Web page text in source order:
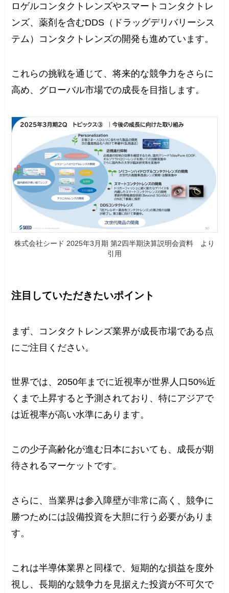
ロゲルコンタクトレンズやスマートコンタクトレ
ンズ、薬剤を含むDDS（ドラッグデリバリーシス
テム）コンタクトレンズの開発も進めています。
これらの挑戦を通じて、将来的な競争力をさらに
高め、グローバル市場での成長を目指します。
株式会社シード 2025年3月期 第2四半期決算説明会資料 より
引用
注目していただきたいポイント
まず、コンタクトレンズ業界が成長市場である点
にご注目ください。
世界では、2050年までに近視率が世界人口50%近
くまで上昇すると予測されており、特にアジアで
は近視率が高い水準にあります。
この少子高齢化が進む日本においても、成長が期
待されるマーケットです。
さらに、当業界は参入障壁が非常に高く、競争に
勝つためには設備投資を大胆に行う必要がありま
す。
これは半導体業界と同様で、短期的な損益を度外
視し、長期的な競争力を見据えた投資が不可欠で